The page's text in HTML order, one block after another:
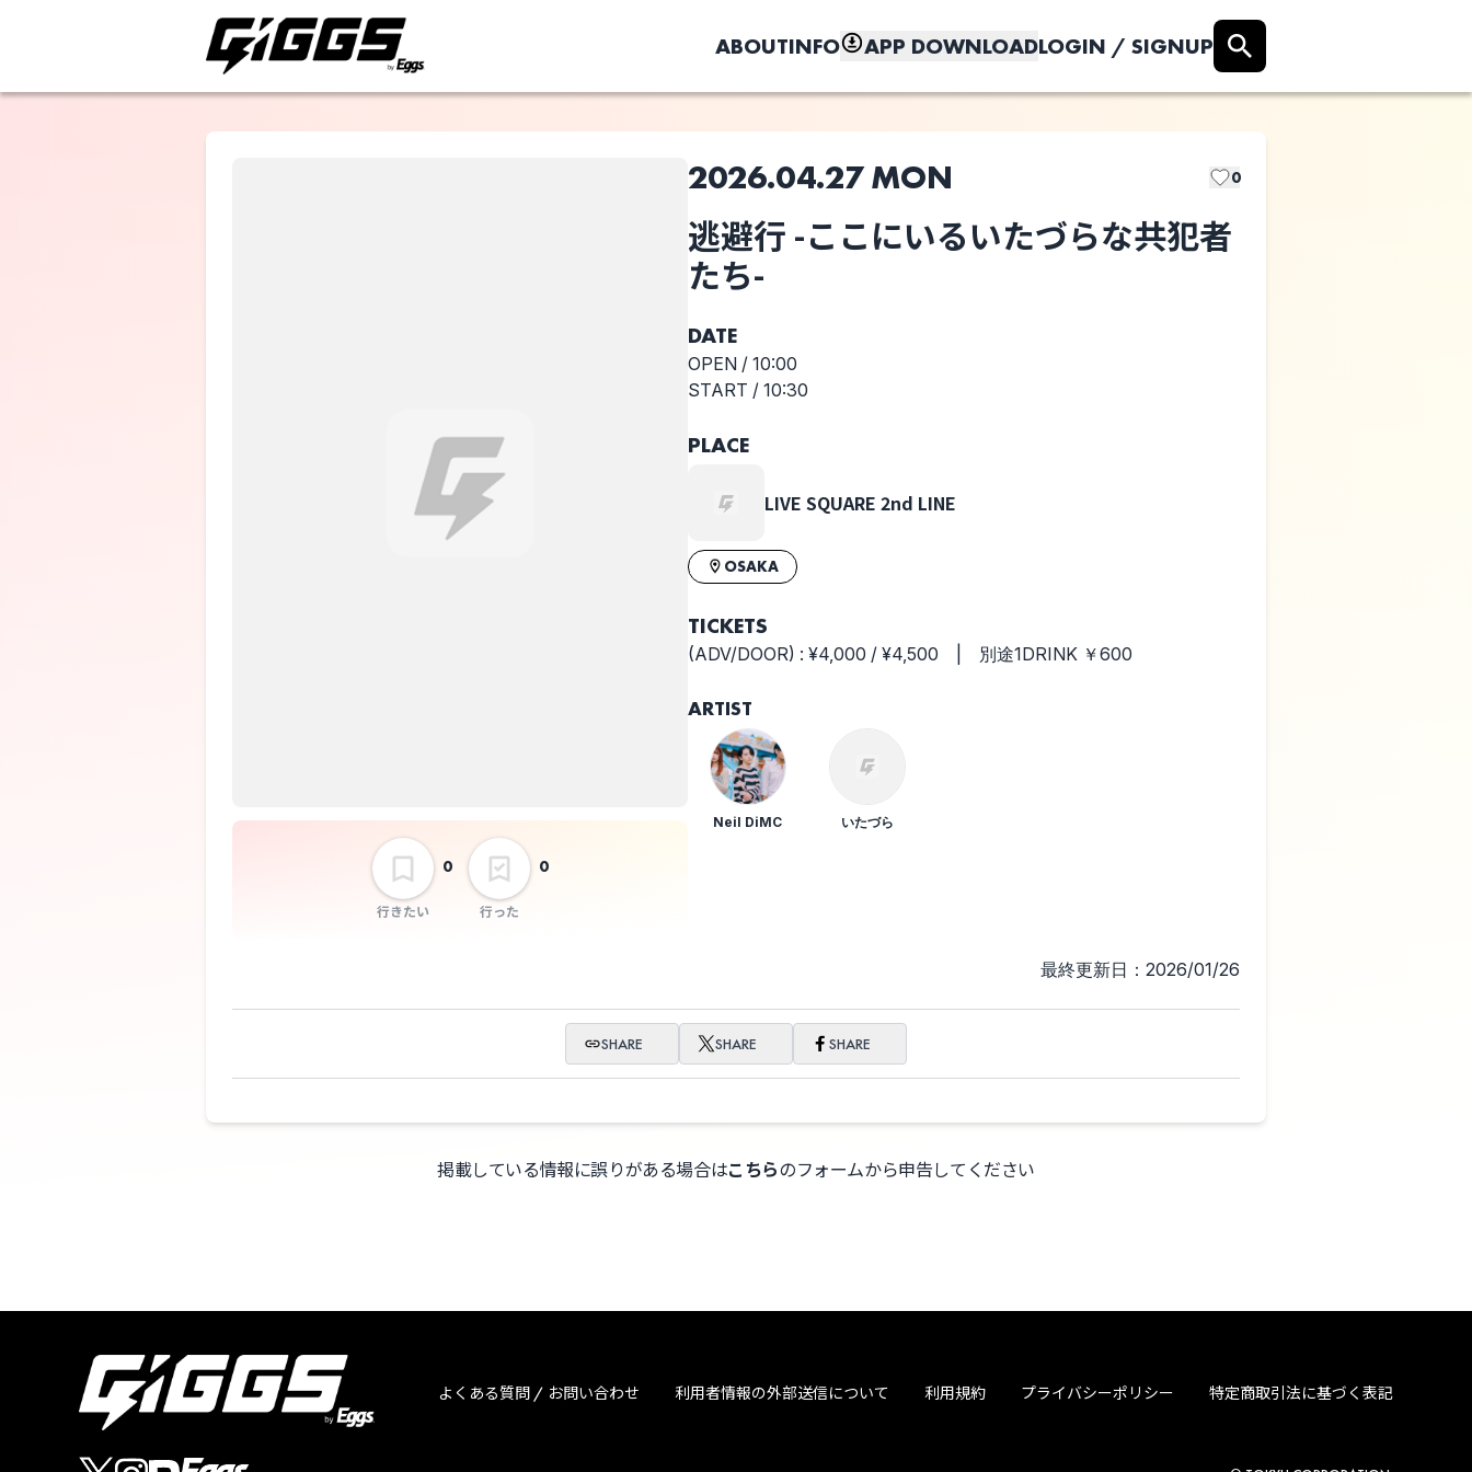
ABOUTINFO APP DOWNLOADLOGIN / SIGNUP
行きたい
0
行った
0
逃避行 -ここにい
るいたづらな共
選択しない
2026.04.27 MON 0
逃避行 -ここにいるいたづらな共犯者
たち-
DATE
OPEN / 10:00
START / 10:30
PLACE
LIVE SQUARE 2nd LINE
OSAKA
TICKETS
(ADV/DOOR) : ¥4,000 / ¥4,500 | 別途1DRINK ￥600
ARTIST
Neil DiMC いたづら
最終更新日：2026/01/26
SHARE SHARE SHARE
掲載している情報に誤りがある場合はこちらのフォームから申告してください
このライブの取り置きは終了しました
よくある質問 / お問い合わせ 利用者情報の外部送信について 利用規約 プライバシーポリシー 特定商取引法に基づく表記